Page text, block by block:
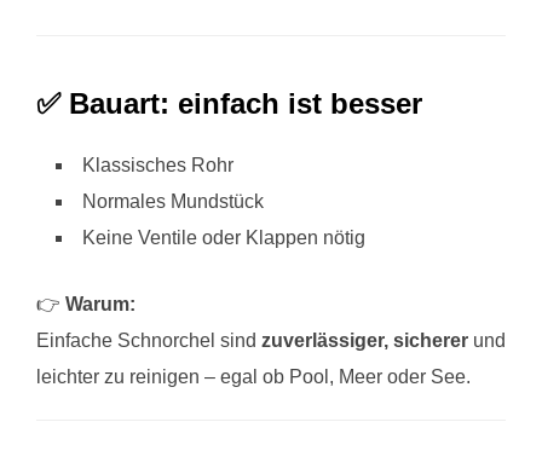
✅ Bauart: einfach ist besser
Klassisches Rohr
Normales Mundstück
Keine Ventile oder Klappen nötig
👉 Warum:
Einfache Schnorchel sind zuverlässiger, sicherer und
leichter zu reinigen – egal ob Pool, Meer oder See.